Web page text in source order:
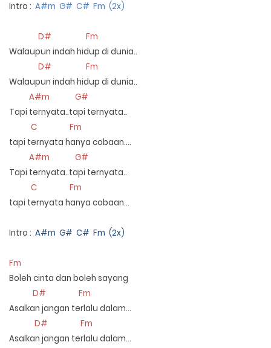
Intro : A#m G# C# Fm (2x)
D# Fm
Walaupun indah hidup di dunia..
D# Fm
Walaupun indah hidup di dunia..
A#m G#
Tapi ternyata..tapi ternyata..
C Fm
tapi ternyata hanya cobaan….
A#m G#
Tapi ternyata..tapi ternyata..
C Fm
tapi ternyata hanya cobaan…
Intro : A#m G# C# Fm (2x)
Fm
Boleh cinta dan boleh sayang
D# Fm
Asalkan jangan terlalu dalam…
D# Fm
Asalkan jangan terlalu dalam…